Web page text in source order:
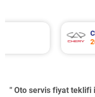
Chery
2025
" Oto servis fiyat teklifi